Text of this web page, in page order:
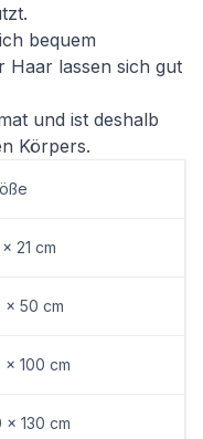
bequem
Haar lassen sich gut
und ist deshalb
Körpers.
21 cm
x 50 cm
x 100 cm
x 130 cm